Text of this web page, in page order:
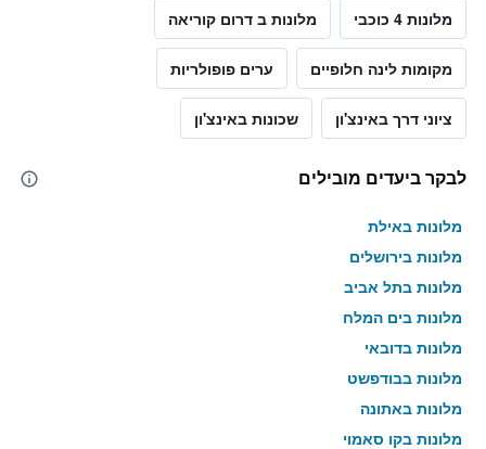
מלונות 4 כוכבי מלונות ב דרום קוריאה
מקומות לינה חלופיים ערים פופולריות
ציוני דרך באינצ'ון שכונות באינצ'ון
לבקר ביעדים מובילים
מלונות באילת
מלונות בירושלים
מלונות בתל אביב
מלונות בים המלח
מלונות בדובאי
מלונות בבודפשט
מלונות באתונה
מלונות בקו סאמוי